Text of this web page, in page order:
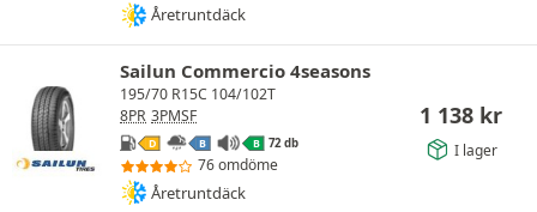
Åretruntdäck
Sailun Commercio 4seasons
195/70 R15C 104/102T
8PR 3PMSF
D B B 72 db
76 omdöme
Åretruntdäck
1 138 kr
I lager